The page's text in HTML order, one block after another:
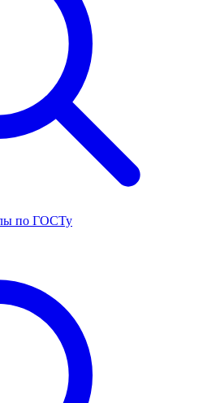
по ГОСТу